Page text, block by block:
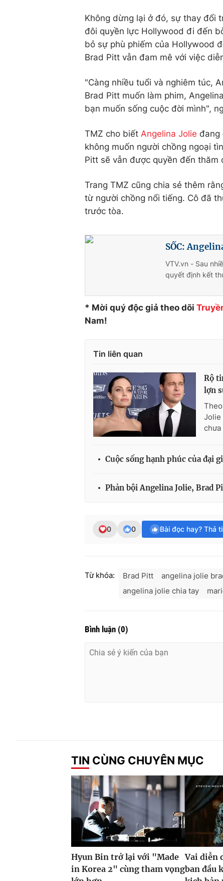
Không dừng lại ở đó, sự thay đổi
đôi quyền lực Hollywood đi đến
bỏ sự phù phiếm của Hollywood
Brad Pitt vẫn đam mê với việc
"Càng nhiều tuổi và nghiêm túc,
Brad Pitt muốn làm phim,
bạn muốn sống cuộc đời mình",
TMZ cho biết Angelina Jolie đang
không muốn người chồng ngoại
Pitt sẽ vẫn được quyền đến thăm
Trang TMZ cũng chia sẻ thêm
từ người chồng nổi tiếng. Cô đã
trước tòa.
SỐC:
VTV.vn - Sau
quyết định kết
* Mời quý độc giả theo dõi
Nam!
Tin liên quan
Rộ
lợn
Jolie
chưa
Cuộc sống hạnh phúc của đại
Phản bội Angelina Jolie, Brad
0 0 Bài đọc hay? Thả
Từ khóa: Brad Pitt angelina jolie
angelina jolie chia tay
Bình luận (0)
TIN CÙNG CHUYÊN MỤC
Hyun Bin trở lại với "Made
in Korea 2" cùng tham vọng
Vai diễn
ban đầu